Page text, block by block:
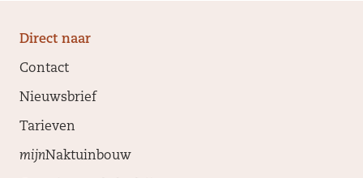
Direct naar
Contact
Nieuwsbrief
Tarieven
mijnNaktuinbouw